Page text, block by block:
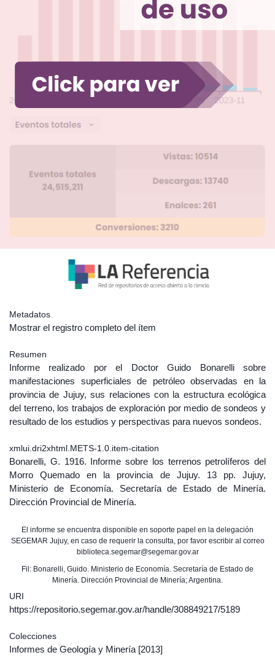
Metadatos
Mostrar el registro completo del ítem
Resumen
Informe realizado por el Doctor Guido Bonarelli sobre
manifestaciones superficiales de petróleo observadas en la
provincia de Jujuy, sus relaciones con la estructura ecológica
del terreno, los trabajos de exploración por medio de sondeos y
resultado de los estudios y perspectivas para nuevos sondeos.
xmlui.dri2xhtml.METS-1.0.item-citation
Bonarelli, G. 1916. Informe sobre los terrenos petrolíferos del
Morro Quemado en la provincia de Jujuy. 13 pp. Jujuy,
Ministerio de Economía. Secretaría de Estado de Minería.
Dirección Provincial de Minería.
El informe se encuentra disponible en soporte papel en la delegación
SEGEMAR Jujuy, en caso de requerir la consulta, por favor escribir al correo
biblioteca.segemar@segemar.gov.ar
Fil: Bonarelli, Guido. Ministerio de Economía. Secretaría de Estado de
Minería. Dirección Provincial de Minería; Argentina.
URI
https://repositorio.segemar.gov.ar/handle/308849217/5189
Colecciones
Informes de Geología y Minería [2013]